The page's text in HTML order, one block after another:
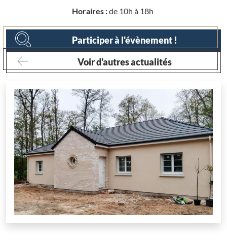
Horaires :de 10h à 18h
Participer à l'évènement !
Voir d'autres actualités